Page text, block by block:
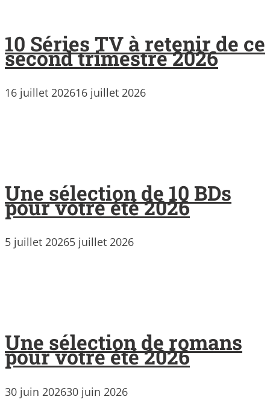
10 Séries TV à retenir de ce
second trimestre 2026
16 juillet 202616 juillet 2026
Une sélection de 10 BDs
pour votre été 2026
5 juillet 20265 juillet 2026
Une sélection de romans
pour votre été 2026
30 juin 202630 juin 2026